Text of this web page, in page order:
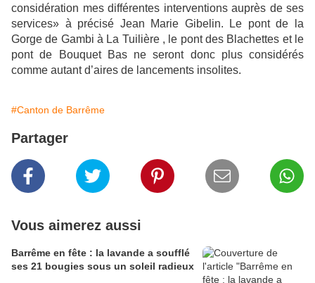
considération mes différentes interventions auprès de ses
services» à précisé Jean Marie Gibelin. Le pont de la
Gorge de Gambi à La Tuilière , le pont des Blachettes et le
pont de Bouquet Bas ne seront donc plus considérés
comme autant d’aires de lancements insolites.
#Canton de Barrême
Partager
Vous aimerez aussi
Barrême en fête : la lavande a soufflé
ses 21 bougies sous un soleil radieux